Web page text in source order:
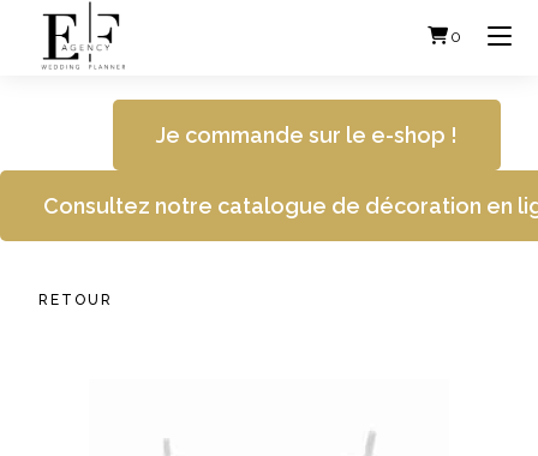
content
0
Je commande sur le e-shop !
Consultez notre catalogue de décoration en
RETOUR